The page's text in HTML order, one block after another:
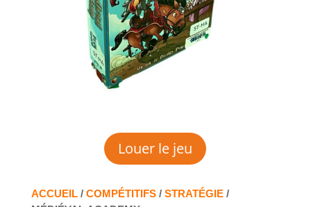
Louer le jeu
ACCUEIL/ COMPÉTITIFS/ STRATÉGIE/